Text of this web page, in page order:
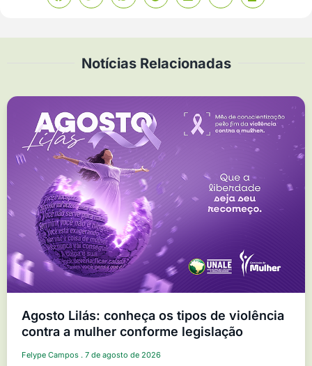
Notícias Relacionadas
Agosto Lilás: conheça os tipos de violência
contra a mulher conforme legislação
Felype Campos 7 de agosto de 2026